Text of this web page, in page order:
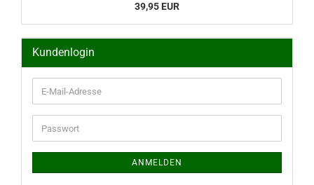
39,95 EUR
Kundenlogin
E-
Mail-
Adresse
Passwort
ANMELDEN